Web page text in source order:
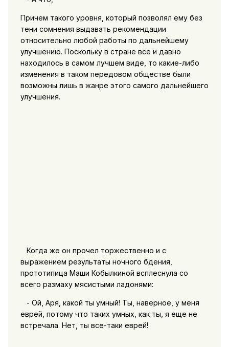
Причем такого уровня, который позволял ему без
тени сомнения выдавать рекомендации
относительно любой работы по дальнейшему
улучшению. Поскольку в стране все и давно
находилось в самом лучшем виде, то какие-либо
изменения в таком передовом обществе были
возможны лишь в жанре этого самого дальнейшего
улучшения.
Когда же он прочел торжественно и с
выражением результаты ночного бдения,
прототипица Маши Кобылкиной всплеснула со
всего размаху мясистыми ладонями:
- Ой, Аря, какой ты умный! Ты, наверное, у меня
еврей, потому что таких умных, как ты, я еще не
встречала. Нет, ты все-таки еврей!